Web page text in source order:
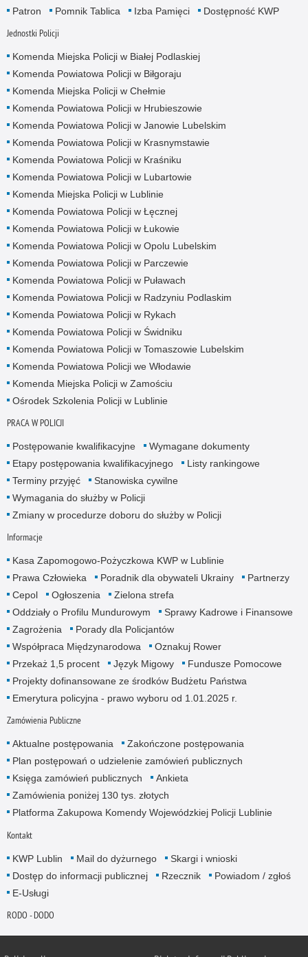
Patron
Pomnik Tablica Izba Pamięci Dostępność KWP
Jednostki Policji
Komenda Miejska Policji w Białej Podlaskiej
Komenda Powiatowa Policji w Biłgoraju
Komenda Miejska Policji w Chełmie
Komenda Powiatowa Policji w Hrubieszowie
Komenda Powiatowa Policji w Janowie Lubelskim
Komenda Powiatowa Policji w Krasnymstawie
Komenda Powiatowa Policji w Kraśniku
Komenda Powiatowa Policji w Lubartowie
Komenda Miejska Policji w Lublinie
Komenda Powiatowa Policji w Łęcznej
Komenda Powiatowa Policji w Łukowie
Komenda Powiatowa Policji w Opolu Lubelskim
Komenda Powiatowa Policji w Parczewie
Komenda Powiatowa Policji w Puławach
Komenda Powiatowa Policji w Radzyniu Podlaskim
Komenda Powiatowa Policji w Rykach
Komenda Powiatowa Policji w Świdniku
Komenda Powiatowa Policji w Tomaszowie Lubelskim
Komenda Powiatowa Policji we Włodawie
Komenda Miejska Policji w Zamościu
Ośrodek Szkolenia Policji w Lublinie
PRACA W POLICJI
Postępowanie kwalifikacyjne
Wymagane dokumenty
Etapy postępowania kwalifikacyjnego
Listy rankingowe
Terminy przyjęć
Stanowiska cywilne
Wymagania do służby w Policji
Zmiany w procedurze doboru do służby w Policji
Informacje
Kasa Zapomogowo-Pożyczkowa KWP w Lublinie
Prawa Człowieka
Poradnik dla obywateli Ukrainy
Partnerzy
Cepol
Ogłoszenia
Zielona strefa
Oddziały o Profilu Mundurowym
Sprawy Kadrowe i Finansowe
Zagrożenia
Porady dla Policjantów
Współpraca Międzynarodowa
Oznakuj Rower
Przekaż 1,5 procent
Język Migowy
Fundusze Pomocowe
Projekty dofinansowane ze środków Budżetu Państwa
Emerytura policyjna - prawo wyboru od 1.01.2025 r.
Zamówienia Publiczne
Aktualne postępowania
Zakończone postępowania
Plan postępowań o udzielenie zamówień publicznych
Księga zamówień publicznych
Ankieta
Zamówienia poniżej 130 tys. złotych
Platforma Zakupowa Komendy Wojewódzkiej Policji Lublinie
Kontakt
KWP Lublin Mail do dyżurnego
Skargi i wnioski
Dostęp do informacji publicznej
Rzecznik
Powiadom / zgłoś
E-Usługi
RODO - DODO